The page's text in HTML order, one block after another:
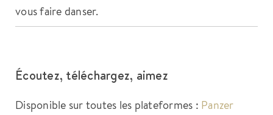
vous faire danser.
Écoutez, téléchargez, aimez
Disponible sur toutes les plateformes : Panzer